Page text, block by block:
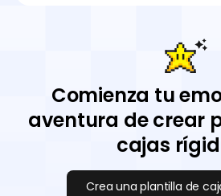
Comienza tu
aventura de crear
cajas
Crea una plantilla de